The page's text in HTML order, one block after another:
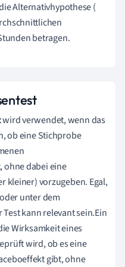
Alternativhypothese (
betragen.
wird verwendet, wenn das
ob eine Stichprobe
dabei eine
kleiner) vorzugeben. Egal,
unter dem
kann relevant sein.Ein
Wirksamkeit eines
wird, ob es eine
gibt, ohne